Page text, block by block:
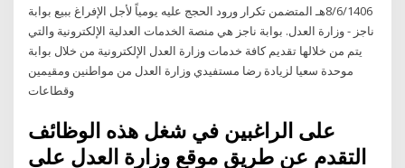
8/6/1406هـ المتضمن تكرار ورود الحجج عليه يومياً لأجل الإفراغ ببيع بوابة
ناجز - وزارة العدل. بوابة ناجز هي منصة الخدمات العدلية الإلكترونية والتي
يتم من خلالها تقديم كافة خدمات وزارة العدل الإلكترونية من خلال بوابة
موحدة سعيا لزيادة رضا مستفيدي وزارة العدل من مواطنين ومقيمين
وقطاعات
على الراغبين في شغل هذه الوظائف
التقدم عن طريق موقع وزارة العدل على